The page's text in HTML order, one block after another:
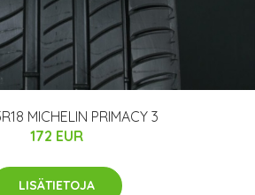
MICHELIN PRIMACY 3
172 EUR
LISÄTIETOJA